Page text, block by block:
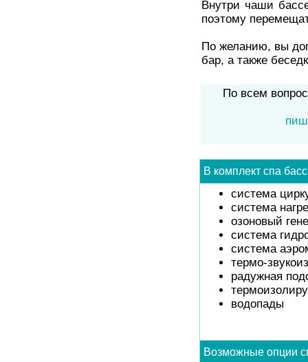
Внутри чаши
поэтому
По желанию, вы
бар, а также
По всем
В комплект спа
система
система
озоновый
система
система
термо-
радужная
водопады
Возможные опции